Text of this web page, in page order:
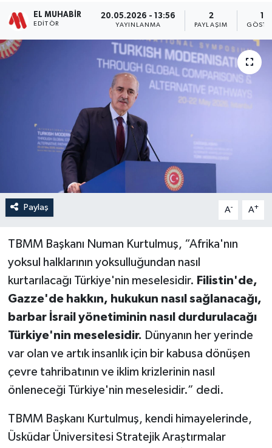
EL MUHABIR
EDITÖR
20.05.2026 - 13:56
YAYINLANMA
2
PAYLAŞIM
Paylaş A- A+
TBMM Başkanı Numan Kurtulmuş, “Afrika'nın
yoksul halklarının yoksulluğundan nasıl
kurtarılacağı Türkiye'nin meselesidir. Filistin'de,
Gazze'de hakkın, hukukun nasıl sağlanacağı,
barbar İsrail yönetiminin nasıl durdurulacağı
Türkiye'nin meselesidir. Dünyanın her yerinde
var olan ve artık insanlık için bir kabusa dönüşen
çevre tahribatının ve iklim krizlerinin nasıl
önleneceği Türkiye'nin meselesidir.” dedi.
TBMM Başkanı Kurtulmuş, kendi himayelerinde,
Üsküdar Üniversitesi Stratejik Araştırmalar